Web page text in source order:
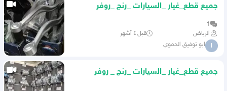
جميع قطع_غيار _السيارات _رنج _روفر
1
الرياض
قبل ٤ أشهر
ا ابو توفيق الحموي
جميع قطع_غيار _السيارات _رنج _ روفر